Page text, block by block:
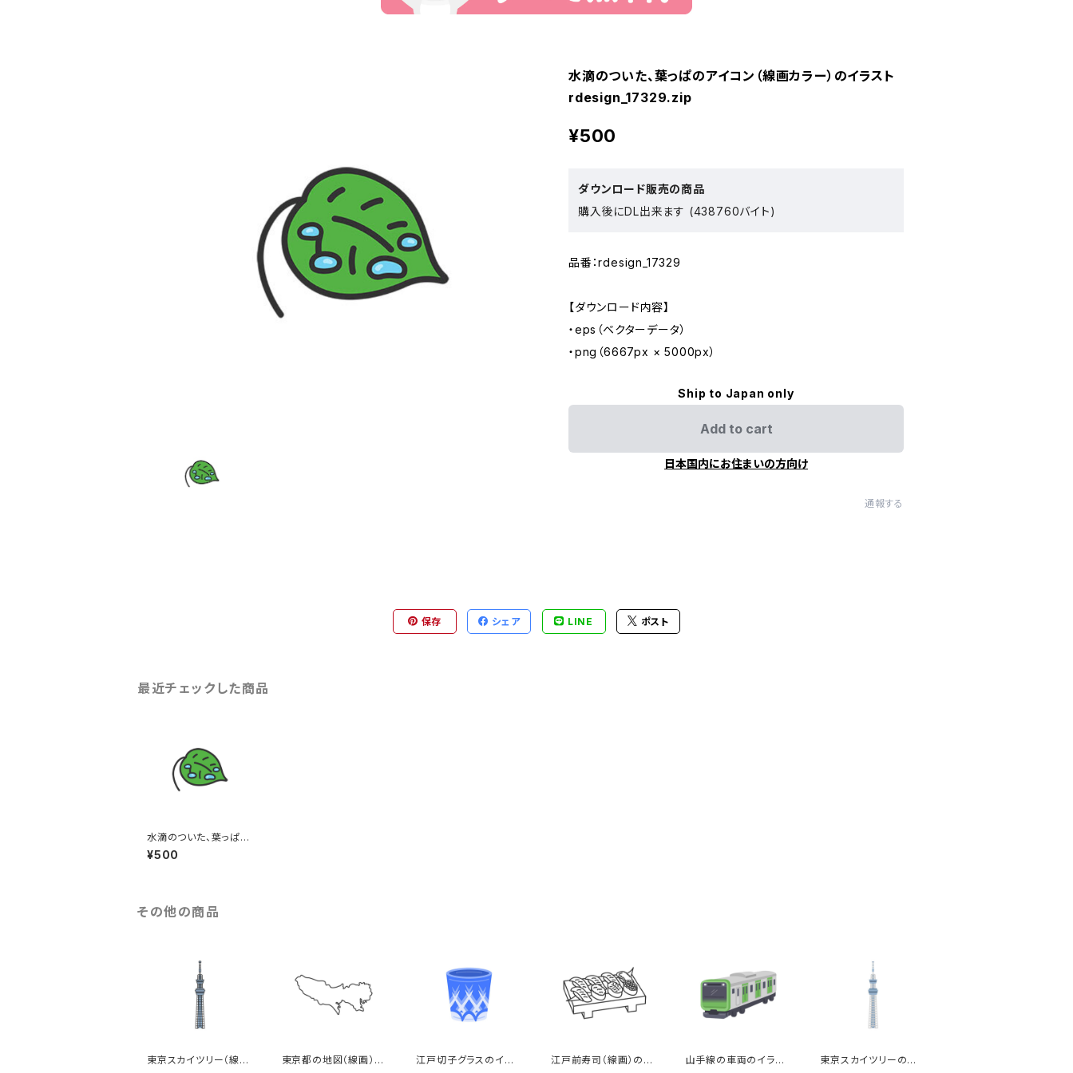
水滴のついた、葉っぱのアイコン（線画カラー）のイラスト
rdesign_17329.zip
¥500
ダウンロード販売の商品
購入後にDL出来ます (438760バイト)
品番：rdesign_17329
【ダウンロード内容】
・eps（ベクターデータ）
・png（6667px × 5000px）
Ship to Japan only
Add to cart
日本国内にお住まいの方向け
通報する
保存 シェア LINE ポスト
最近チェックした商品
水滴のついた、葉っぱの
アイコン（線画カラー）
のイラスト
¥500
その他の商品
東京スカイツリー（線画
東京都の地図（線画）の
江戸切子グラスのイラ
江戸前寿司（線画）のイ
山手線の車両のイラス
東京スカイツリーのイラ